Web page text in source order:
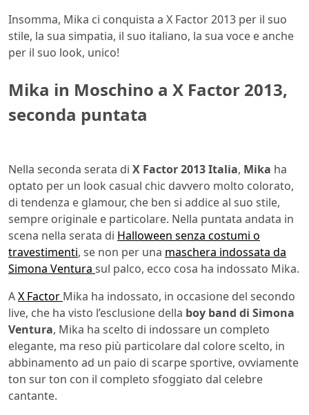
Insomma, Mika ci conquista a X Factor 2013 per il suo
stile, la sua simpatia, il suo italiano, la sua voce e anche
per il suo look, unico!
Mika in Moschino a X Factor 2013,
seconda puntata
Nella seconda serata di X Factor 2013 Italia, Mika ha
optato per un look casual chic davvero molto colorato,
di tendenza e glamour, che ben si addice al suo stile,
sempre originale e particolare. Nella puntata andata in
scena nella serata di Halloween senza costumi o
travestimenti, se non per una maschera indossata da
Simona Ventura sul palco, ecco cosa ha indossato Mika.
AX Factor Mika ha indossato, in occasione del secondo
live, che ha visto l’esclusione della boy band di Simona
Ventura, Mika ha scelto di indossare un completo
elegante, ma reso più particolare dal colore scelto, in
abbinamento ad un paio di scarpe sportive, ovviamente
ton sur ton con il completo sfoggiato dal celebre
cantante.